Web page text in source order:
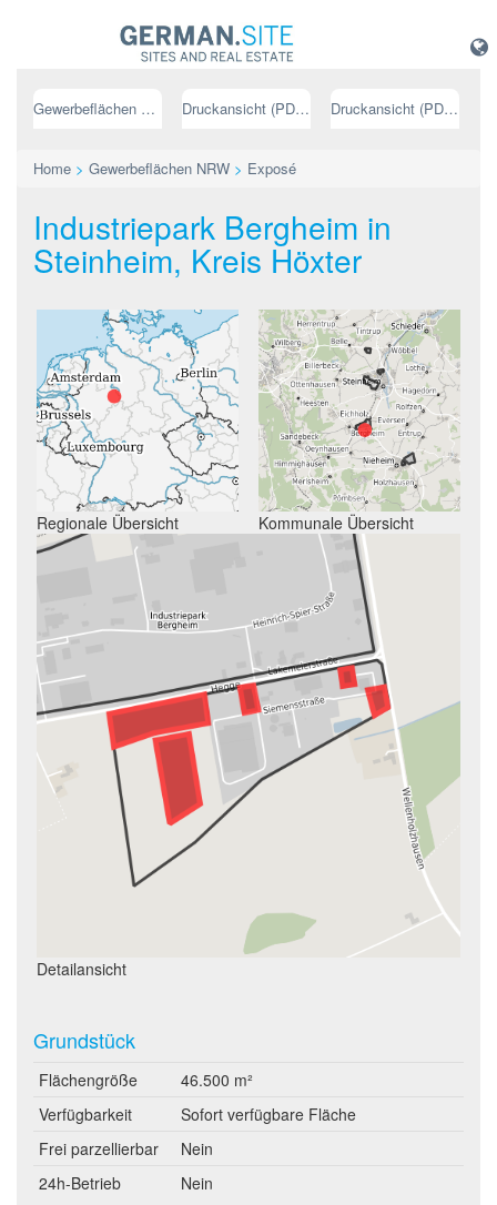
Gewerbeflächen NRW Druckansicht (PDF) // deutsch Druckansicht (PDF) // englisch
Home > Gewerbeflächen NRW > Exposé
Industriepark Bergheim in
Steinheim, Kreis Höxter
Regionale Übersicht Kommunale Übersicht
Detailansicht
Grundstück
Flächengröße
46.500 m²
Verfügbarkeit
Sofort verfügbare Fläche
Frei parzellierbar
Nein
24h-Betrieb
Nein